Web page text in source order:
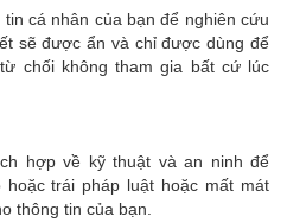
cá nhân của bạn để nghiên cứu
sẽ được ẩn và chỉ được dùng để
chối không tham gia bất cứ lúc
hợp về kỹ thuật và an ninh để
trái pháp luật hoặc mất mát
thông tin của bạn.